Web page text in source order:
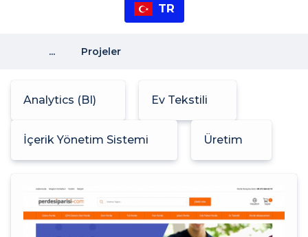
TR
... Projeler
Analytics (BI) Ev Tekstili
İçerik Yönetim Sistemi Üretim